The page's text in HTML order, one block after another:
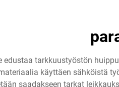
edustaa tarkkuustyöstön
käyttäen sähköistä
saadakseen tarkat